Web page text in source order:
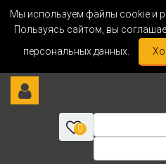
Мы используем файлы cookie и
Пользуясь сайтом, вы
персональных данных.
0